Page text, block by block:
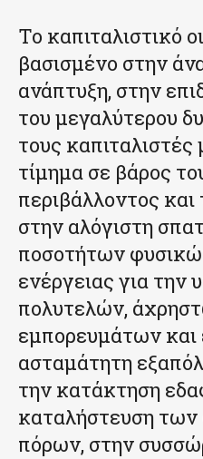
To καπιταλιστικό
βασισμένο στην
ανάπτυξη, στην
του μεγαλύτερου
τους καπιταλιστές
τίμημα σε βάρος
περιβάλλοντος
στην αλόγιστη
ποσοτήτων
ενέργειας για
πολυτελών,
εμπορευμάτων και
ασταμάτητη
την κατάκτηση
καταλήστευση
πόρων, στην